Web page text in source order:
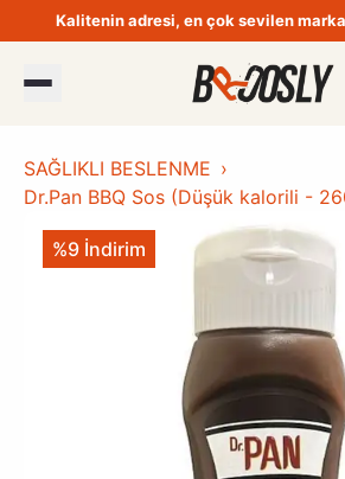
Kalitenin adresi, en çok sevilen
SAĞLIKLI BESLENME
Dr.Pan BBQ Sos (Düşük kalorili -
%9 İndirim